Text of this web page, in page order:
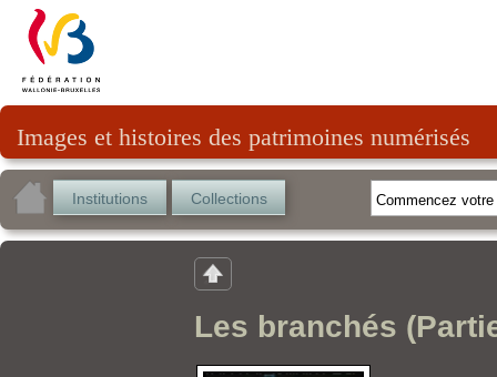
Images et histoires des patrimoines numérisés
Institutions Collections
Les branchés